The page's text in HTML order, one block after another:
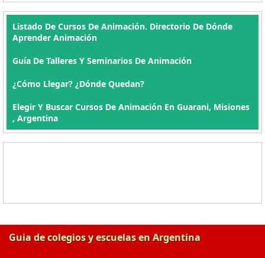
Listado De Cursos De Animación. Directorio De Dónde
Aprender Animación
Guía De Talleres Y Seminarios De Animación
¿Cómo Llegar? ¿Dónde Quedan?
Elegir Y Buscar Cursos De Animación En Guarani, Misiones
, Argentina
Guia de colegios y escuelas en Argentina